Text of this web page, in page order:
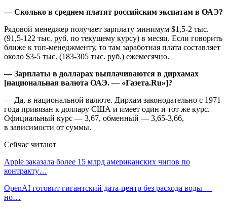
— Сколько в среднем платят российским экспатам в ОАЭ?
Рядовой менеджер получает зарплату минимум $1,5-2 тыс.
(91,5-122 тыс. руб. по текущему курсу) в месяц. Если говорить
ближе к топ-менеджменту, то там заработная плата составляет
около $3-5 тыс. (183-305 тыс. руб.) ежемесячно.
— Зарплаты в долларах выплачиваются в дирхамах
[национальная валюта ОАЭ. — «Газета.Ru»]?
— Да, в национальной валюте. Дирхам законодательно с 1971
года привязан к доллару США и имеет один и тот же курс.
Официальный курс — 3,67, обменный — 3,65-3,66,
в зависимости от суммы.
Сейчас читают
Apple заказала более 15 млрд американских чипов по
контракту…
OpenAI готовит гигантский дата-центр без расхода воды —
но…